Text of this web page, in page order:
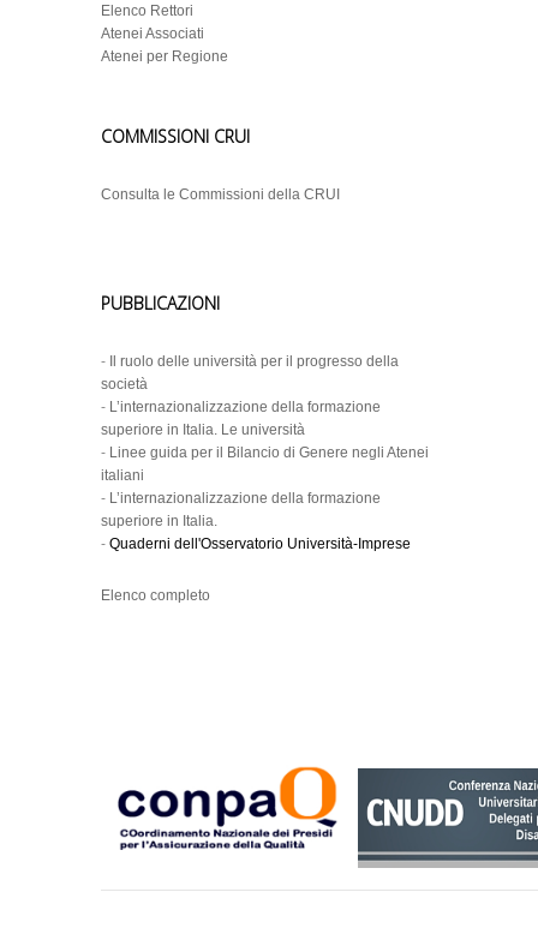
Elenco Rettori
Atenei Associati
Atenei per Regione
COMMISSIONI CRUI
Consulta le Commissioni della CRUI
PUBBLICAZIONI
-
Il ruolo delle università per il progresso della
società
- L’internazionalizzazione della formazione
superiore in Italia. Le università
- Linee guida per il Bilancio di Genere negli Atenei
italiani
- L’internazionalizzazione della formazione
superiore in Italia.
- Quaderni dell'Osservatorio Università-Imprese
Elenco completo